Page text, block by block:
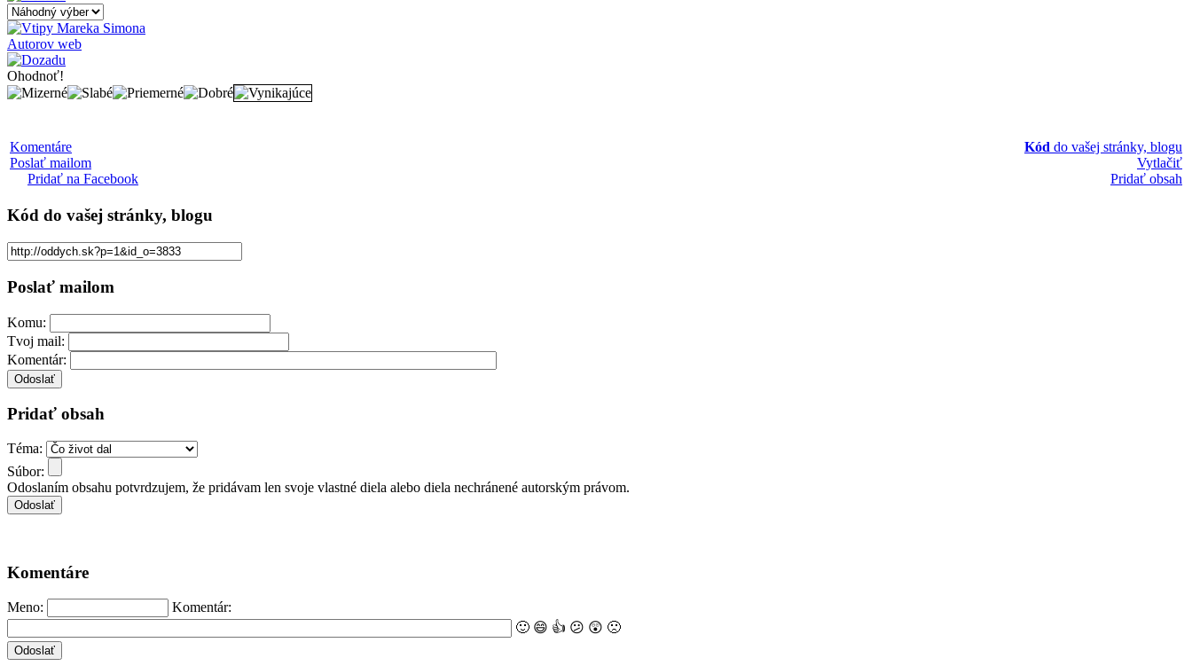
Autorov web
Ohodnoť!
Komentáre
Poslať mailom
Pridať na Facebook
Kód do vašej stránky, blogu
Vytlačiť
Pridať obsah
Kód do vašej stránky, blogu
Poslať mailom
Komu:
Tvoj mail:
Komentár:
Pridať obsah
Téma:
Súbor:
Odoslaním obsahu potvrdzujem, že pridávam len svoje vlastné diela alebo diela nechránené autorským právom.
Komentáre
Meno:
Komentár:
🙂 😄 👍 😕 😲 🙁